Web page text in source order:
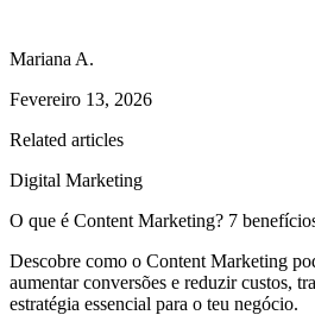
Mariana A.
Fevereiro 13, 2026
Related articles
Digital Marketing
O que é Content Marketing? 7
Descobre como o Content Marketing
aumentar conversões e reduzir custos,
estratégia essencial para o teu negócio.